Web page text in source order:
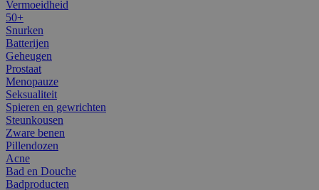
Vermoeidheid
50+
Snurken
Batterijen
Geheugen
Prostaat
Menopauze
Seksualiteit
Spieren en gewrichten
Steunkousen
Zware benen
Pillendozen
Acne
Bad en Douche
Badproducten